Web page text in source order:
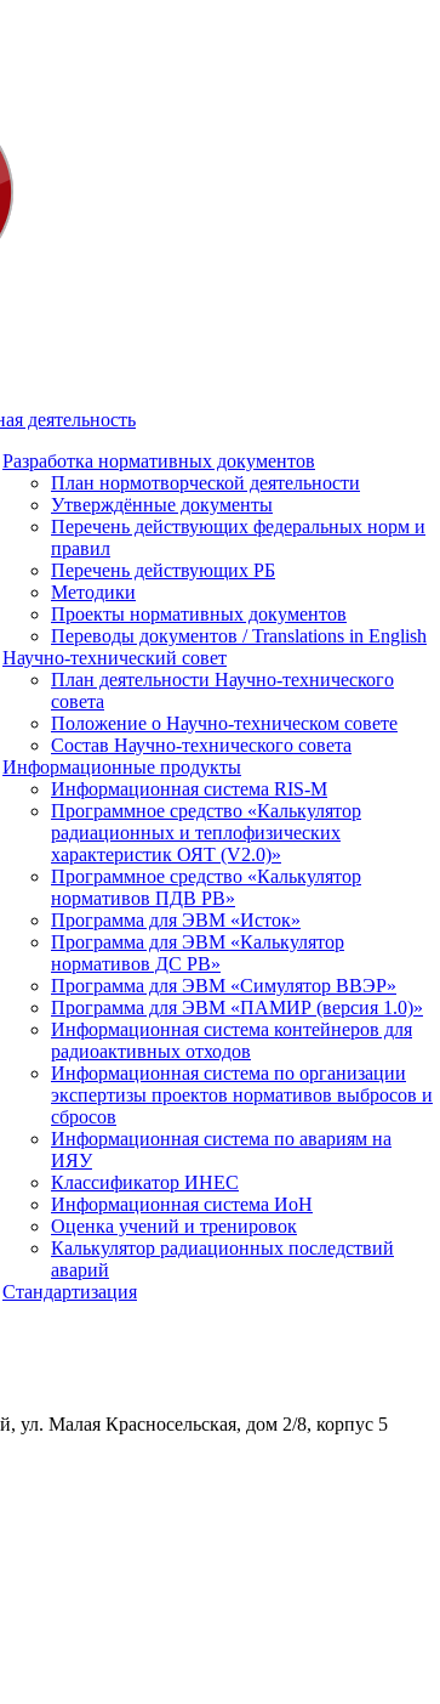
деятельность
Разработка нормативных документов
План нормотворческой деятельности
Утверждённые документы
Перечень действующих федеральных норм и
правил
Перечень действующих РБ
Методики
Проекты нормативных документов
Переводы документов / Translations in English
Научно-технический совет
План деятельности Научно-технического
совета
Положение о Научно-техническом совете
Состав Научно-технического совета
Информационные продукты
Информационная система RIS-M
Программное средство «Калькулятор
радиационных и теплофизических
характеристик ОЯТ (V2.0)»
Программное средство «Калькулятор
нормативов ПДВ РВ»
Программа для ЭВМ «Исток»
Программа для ЭВМ «Калькулятор
нормативов ДС РВ»
Программа для ЭВМ «Симулятор ВВЭР»
Программа для ЭВМ «ПАМИР (версия 1.0)»
Информационная система контейнеров для
радиоактивных отходов
Информационная система по организации
экспертизы проектов нормативов выбросов и
сбросов
Информационная система по авариям на
ИЯУ
Классификатор ИНЕС
Информационная система ИоН
Оценка учений и тренировок
Калькулятор радиационных последствий
аварий
Стандартизация
ул. Малая Красносельская, дом 2/8, корпус 5